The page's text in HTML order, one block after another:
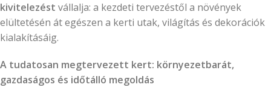
kivitelezést vállalja: a kezdeti tervezéstől a növények
elültetésén át egészen a kerti utak, világítás és dekorációk
kialakításáig.
A tudatosan megtervezett kert: környezetbarát,
gazdaságos és időtálló megoldás